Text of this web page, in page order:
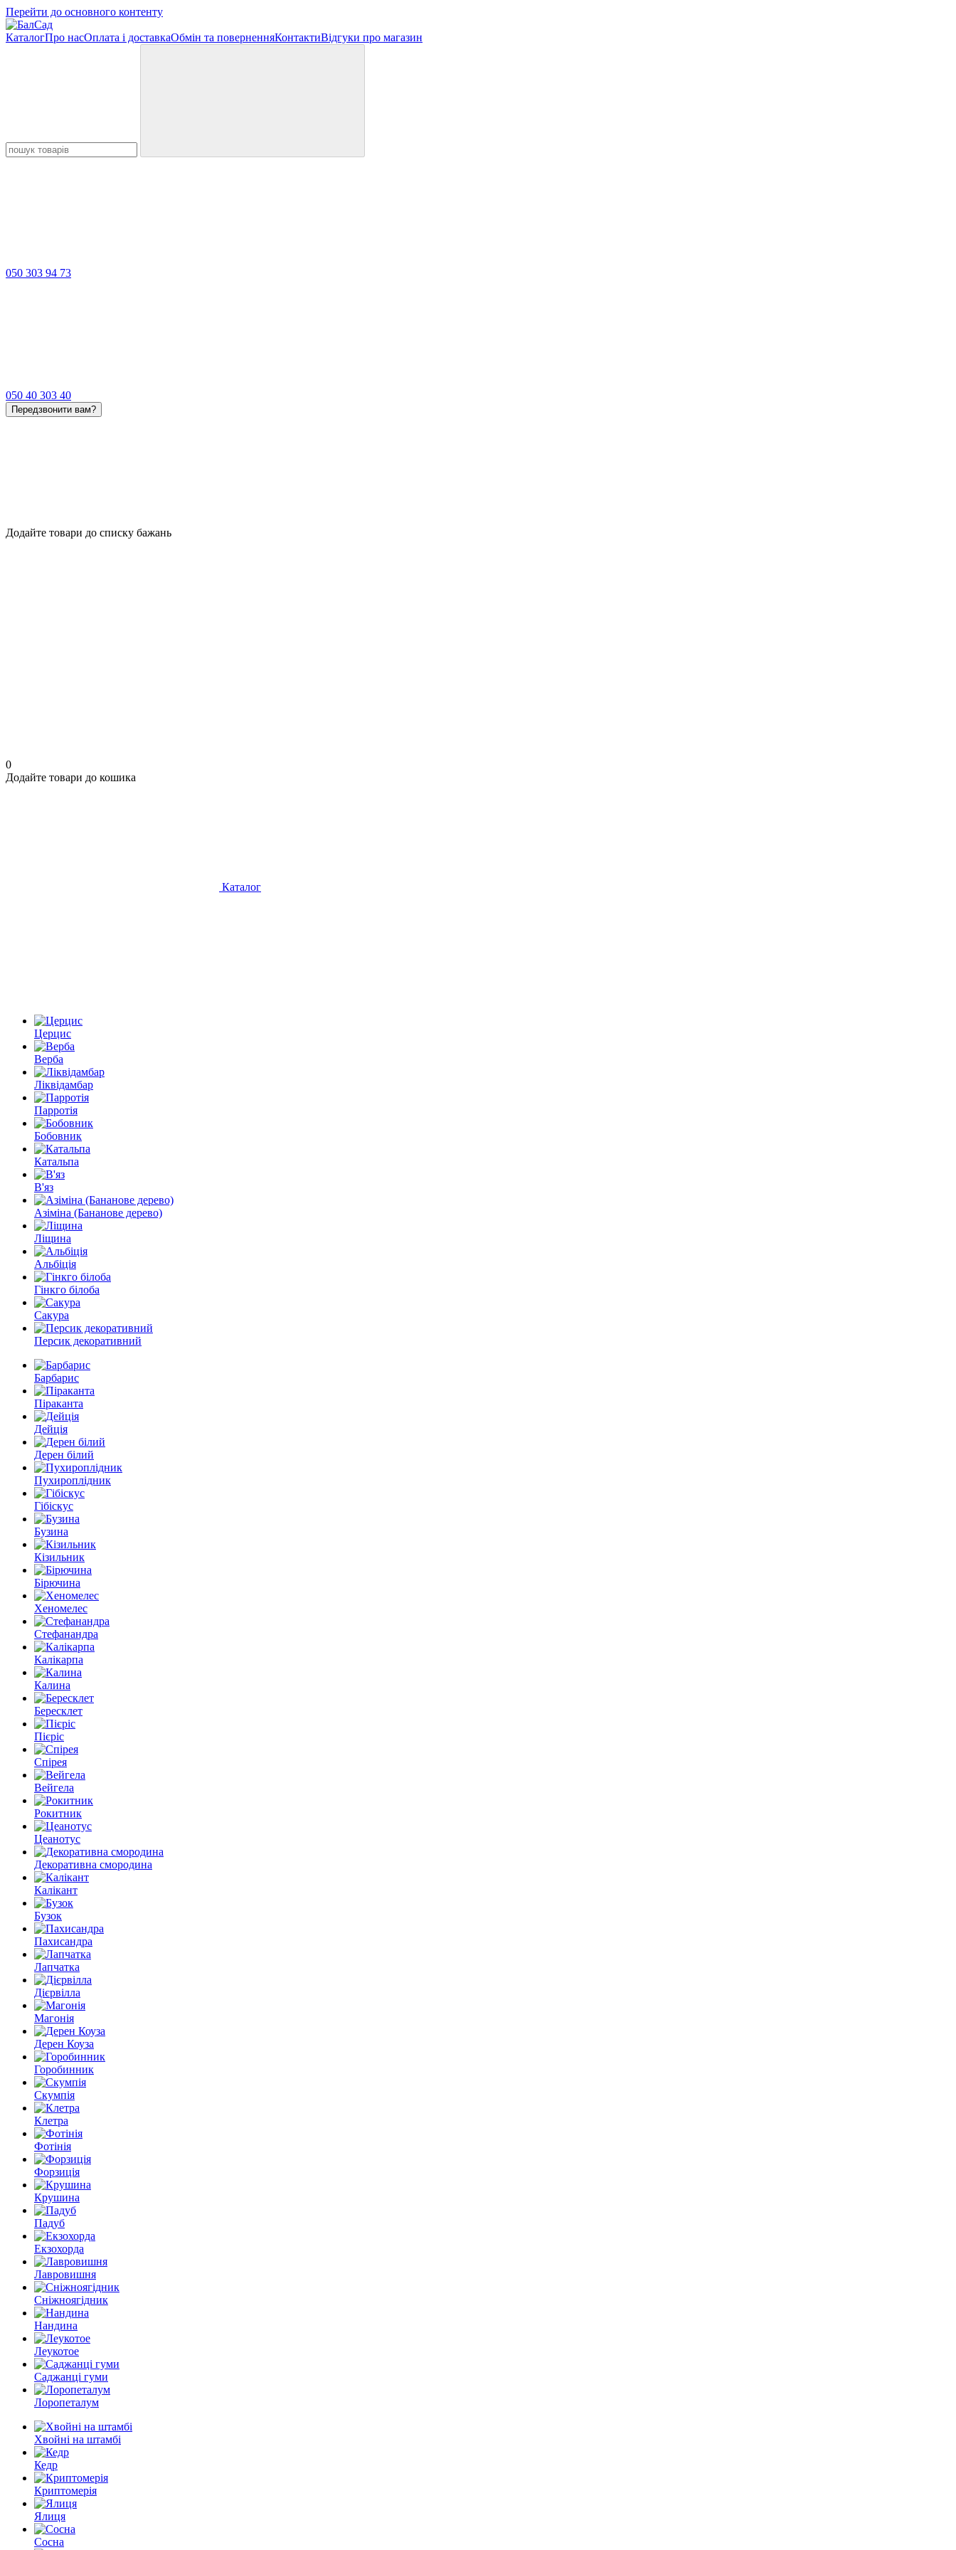
Перейти до основного контенту
КаталогПро насОплата і доставкаОбмін та поверненняКонтактиВідгуки про магазин
050 303 94 73
050 40 303 40
Передзвонити вам?
Додайте товари до списку бажань
0
Додайте товари до кошика
Каталог
Церцис
Верба
Ліквідамбар
Парротія
Бобовник
Катальпа
В'яз
Азіміна (Бананове дерево)
Ліщина
Альбіція
Гінкго білоба
Сакура
Персик декоративний
Барбарис
Піраканта
Дейція
Дерен білий
Пухироплідник
Гібіскус
Бузина
Кізильник
Бірючина
Хеномелес
Стефанандра
Калікарпа
Калина
Бересклет
Пієріс
Спірея
Вейгела
Рокитник
Цеанотус
Декоративна смородина
Калікант
Бузок
Пахисандра
Лапчатка
Дієрвілла
Магонія
Дерен Коуза
Горобинник
Скумпія
Клетра
Фотінія
Форзиція
Крушина
Падуб
Екзохорда
Лавровишня
Сніжноягідник
Нандина
Леукотое
Саджанці гуми
Лоропеталум
Хвойні на штамбі
Кедр
Криптомерія
Ялиця
Сосна